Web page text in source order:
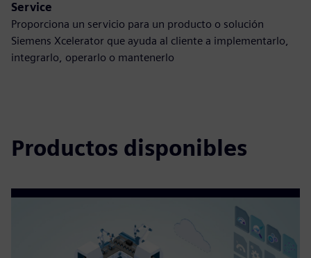
Service
Proporciona un servicio para un producto o solución
Siemens Xcelerator que ayuda al cliente a implementarlo,
integrarlo, operarlo o mantenerlo
Productos disponibles